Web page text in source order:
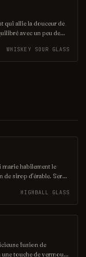
qui allie la douceur de
avec un peu de
fois vive et onctueuse.
une touche
WHISKEY SOUR GLASS
marie habilement le
de sirop d'érable. Servi
Parfait pour les
saura séduire vos
HIGHBALL GLASS
fusion de
touche de vermouth